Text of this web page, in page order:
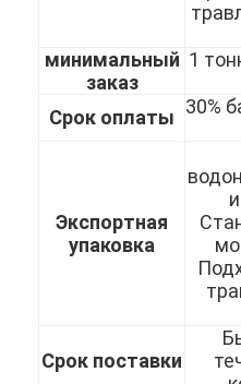
Контроль качества
Свяжитесь с нами
холоднопрокатный
Холоднопрокатная
горячекатаный лист
Горячекатаная
минимальный
заказ
1
Срок оплаты 30%
Экспортная
упаковка
Срок поставки